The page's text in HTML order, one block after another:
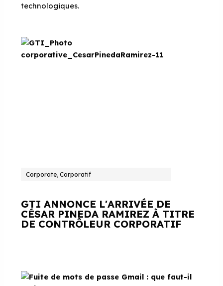
technologiques.
Corporate, Corporatif
GTI ANNONCE L'ARRIVÉE DE
CÉSAR PINEDA RAMIREZ À TITRE
DE CONTRÔLEUR CORPORATIF